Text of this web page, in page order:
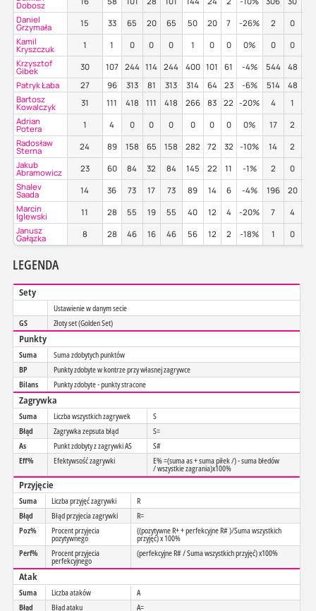
Dobosz
Daniel
Grzymała 15 33 65 20 65 50 20 7 -26% 2 0
Kamil
Kryszczuk 1 1 0 0 0 1 0 0 0% 0 0
Krzysztof
Gibek 30 107 244 114 244 400 101 61 -4% 544 48
Patryk Łaba
27 96 313 81 313 314 64 23 -6% 514 48
Bartosz
Kowalczyk 31 111 418 111 418 266 83 22 -20% 4 1
Adrian
Potera 1 4 0 0 0 0 0 0 0% 17 2
Radosław
Sterna 24 89 158 65 158 282 72 32 -10% 14 2
Jakub
Abramowicz 23 60 84 32 84 145 22 11 -1% 2 0
Shalev
Saada 14 36 73 17 73 89 14 6 -4% 196 20
Marcin
Iglewski 11 28 55 19 55 40 12 4 -20% 7 4
Janusz
Gałązka 8 28 46 16 46 56 12 2 -18% 1 0
LEGENDA
Sety
Ustawienie w danym secie
GS
Złoty set (Golden Set)
Punkty
Suma
Suma zdobytych punktów
BP
Punkty zdobyte w kontrze przy własnej zagrywce
Bilans
Punkty zdobyte - punkty stracone
Zagrywka
Suma Liczba wszystkich zagrywek
S
Błąd
Zagrywka zepsuta błąd
S=
As
Punkt zdobyty z zagrywki AS
S#
Eff%
Efektywsość zagrywki E% =(suma as + suma piłek /) - suma błedów
/ wszystkie zagrania)x100%
Przyjęcie
Suma Liczba przyjęć zagrywki
R
Błąd
Błąd przyjecia zagrywki
R=
Poz%
Procent przyjecia
pozytywnego
((pozytywne R+ + perfekcyjne R# )/Suma wszystkich
przyjęć) x 100%
Perf%
Procent przyjecia
perfekcyjnego
(perfekcyjne R# / Suma wszystkich przyjęć) x100%
Atak
Suma Liczba ataków
A
Błąd
Błąd ataku A=